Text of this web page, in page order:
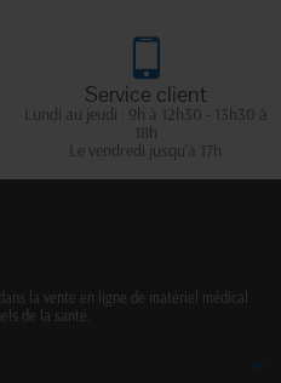
Service client
Lundi au jeudi : 9h à 12h30 - 13h30 à
18h
Le vendredi jusqu'à 17h
la vente en ligne de matériel médical
de la santé.